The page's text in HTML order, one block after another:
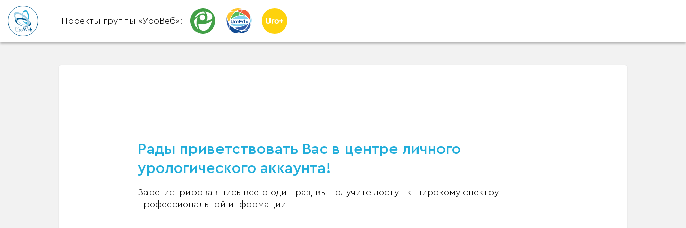
Проекты группы «УроВеб»:
Рады приветствовать Вас в центре личного
урологического аккаунта!
Зарегистрировавшись всего один раз, вы получите доступ к широкому спектру
профессиональной информации